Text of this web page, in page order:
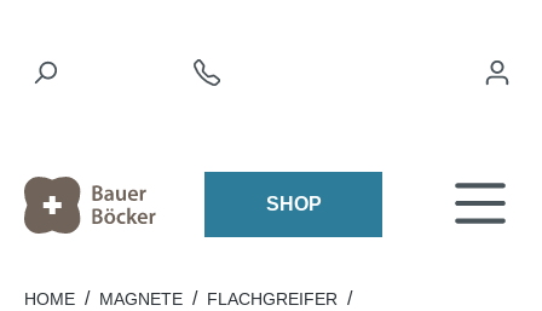
SHOP
HOME / MAGNETE / FLACHGREIFER /